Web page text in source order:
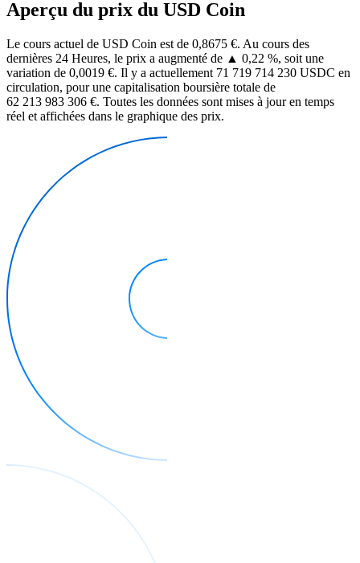
Aperçu du prix du USD Coin
Le cours actuel de USD Coin est de 0,8675 €. Au cours des
dernières 24 Heures, le prix a augmenté de ▲ 0,22 %, soit une
variation de 0,0019 €. Il y a actuellement 71 719 714 230 USDC en
circulation, pour une capitalisation boursière totale de
62 213 983 306 €. Toutes les données sont mises à jour en temps
réel et affichées dans le graphique des prix.